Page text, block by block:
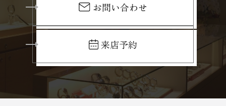
お問い合わせ
来店予約